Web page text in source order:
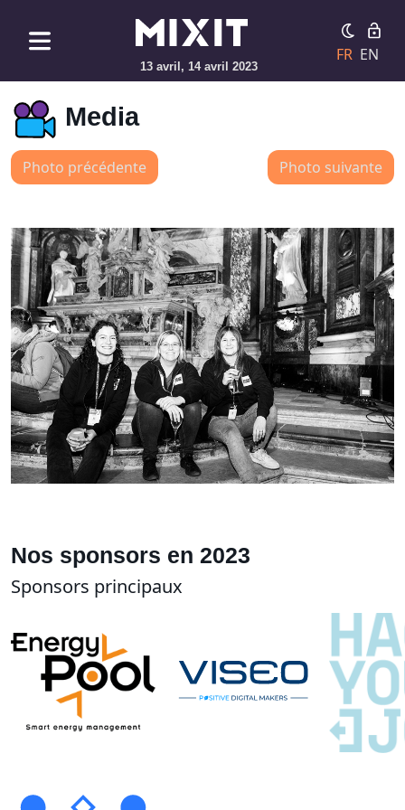
13 avril, 14 avril 2023
FR EN
Media
Photo précédente Photo suivante
Nos sponsors en 2023
Sponsors principaux